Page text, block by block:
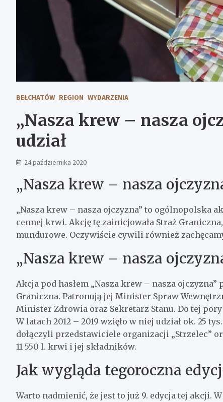
BEŁCHATÓW REGION WYDARZENIA
„Nasza krew – nasza
udział
24 października 2020
„Nasza krew – nasza
„Nasza krew – nasza ojczyzna” to ogólnopolska
cennej krwi. Akcję tę zainicjowała Straż
mundurowe. Oczywiście cywili również
„Nasza krew – nasza
Akcja pod hasłem „Nasza krew – nasza ojczyzna”
Graniczna. Patronują jej Minister Spraw
Minister Zdrowia oraz Sekretarz Stanu. Do tej
W latach 2012 – 2019 wzięło w niej udział ok. 25
dołączyli przedstawiciele organizacji „Strzelec”
11 550 l. krwi i jej składników.
Jak wygląda tegoroczna
Warto nadmienić, że jest to już 9. edycja tej akcji.